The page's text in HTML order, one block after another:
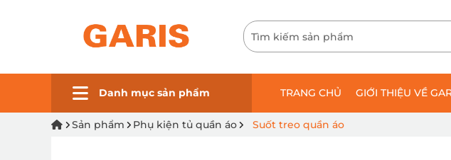
Danh mục sản phẩm TRANG CHỦ GIỚI THIỆU VỀ
Sản phẩm Phụ kiện tủ quần áo Suốt treo quần áo